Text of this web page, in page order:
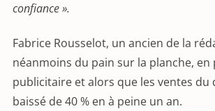
confiance ».
Fabrice Rousselot, un ancien de la
néanmoins du pain sur la planche, en
publicitaire et alors que les ventes
baissé de 40 % en à peine un an.